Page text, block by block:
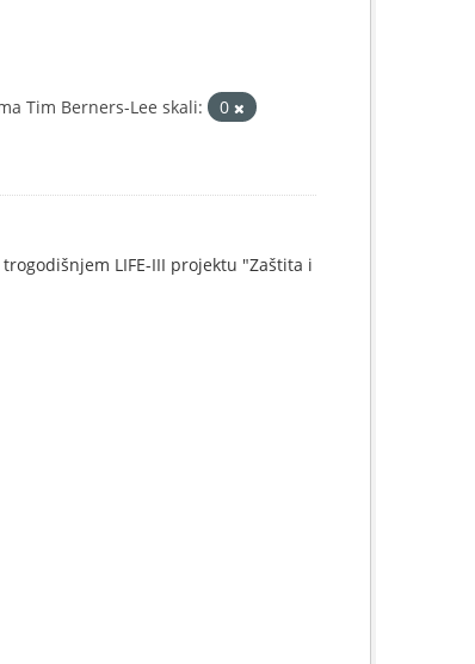
Tim Berners-Lee skali:
0
LIFE-III projektu "Zaštita i